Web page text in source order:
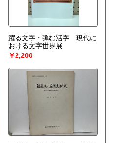
躍る文字・弾む活字 現代に
おける文字世界展
￥2,200